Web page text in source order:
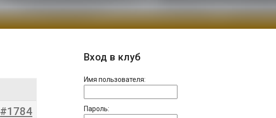
#1784
Вход в клуб
Имя пользователя:
Пароль: